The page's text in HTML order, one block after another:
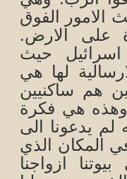
الامور الفوق
على الارض.
حيث
لها هي
هم ساكنيين
وهذه هي فكرة
لم يدعونا الى
المكان الذي
ازواجنا